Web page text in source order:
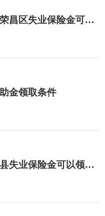
2022荣昌区失业保险金发放标准 重庆荣昌区失业保险金可以领多久
金领取条件
2022忠县失业保险金发放标准 重庆忠县失业保险金可以领多久